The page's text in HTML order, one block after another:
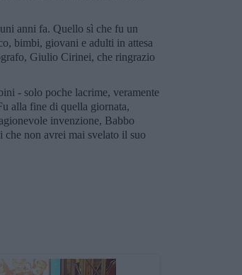
anni fa. Quello sì che fu un
bimbi, giovani e adulti in attesa
Giulio Cirinei, che ringrazio
- solo poche lacrime, veramente
alla fine di quella giornata,
invenzione, Babbo
che non avrei mai svelato il suo